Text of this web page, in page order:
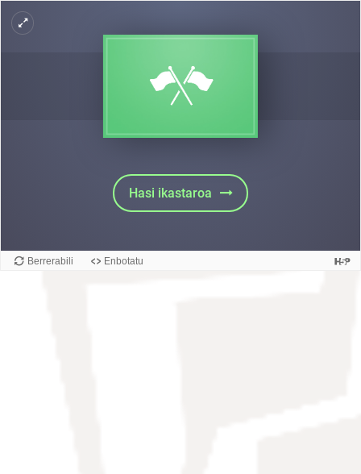
Joan eduki nagusira zuzenean